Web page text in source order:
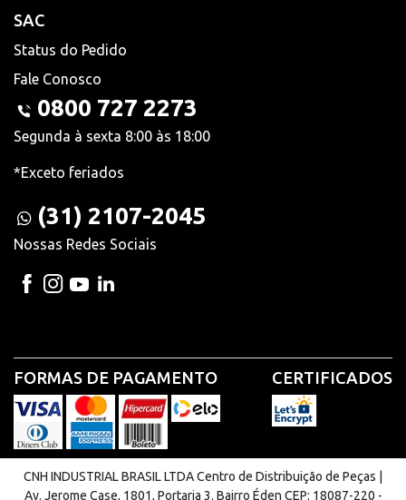
SAC
Status do Pedido
Fale Conosco
0800 727 2273
Segunda à sexta 8:00 às 18:00
*Exceto feriados
(31) 2107-2045
Nossas Redes Sociais
FORMAS DE PAGAMENTO CERTIFICADOS
CNH INDUSTRIAL BRASIL LTDA Centro de Distribuição de Peças |
Av. Jerome Case, 1801, Portaria 3. Bairro Éden CEP: 18087-220 -